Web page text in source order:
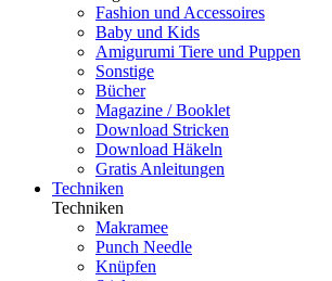
Fashion und Accessoires
Baby und Kids
Amigurumi Tiere und Puppen
Sonstige
Bücher
Magazine / Booklet
Download Stricken
Download Häkeln
Gratis Anleitungen
Techniken
Techniken
Makramee
Punch Needle
Knüpfen